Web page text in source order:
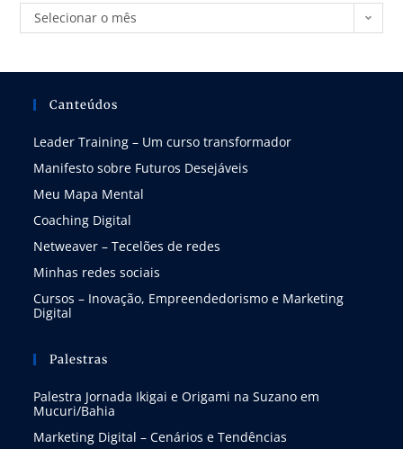
Selecionar o mês
Canteúdos
Leader Training – Um curso transformador
Manifesto sobre Futuros Desejáveis
Meu Mapa Mental
Coaching Digital
Netweaver – Tecelões de redes
Minhas redes sociais
Cursos – Inovação, Empreendedorismo e Marketing
Digital
Palestras
Palestra Jornada Ikigai e Origami na Suzano em
Mucuri/Bahia
Marketing Digital – Cenários e Tendências